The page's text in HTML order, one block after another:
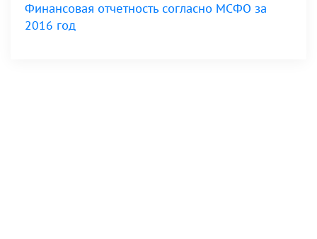
Финансовая отчетность согласно МСФО за
2016 год